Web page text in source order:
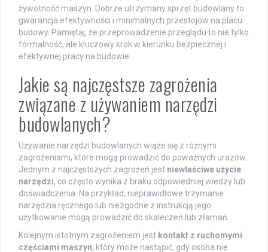
żywotność maszyn. Dobrze utrzymany sprzęt budowlany to
gwarancja efektywności i minimalnych przestojów na placu
budowy. Pamiętaj, że przeprowadzenie przeglądu to nie tylko
formalność, ale kluczowy krok w kierunku bezpiecznej i
efektywnej pracy na budowie.
Jakie są najczęstsze zagrożenia
związane z używaniem narzędzi
budowlanych?
Używanie narzędzi budowlanych wiąże się z różnymi
zagrożeniami, które mogą prowadzić do poważnych urazów.
Jednym z najczęstszych zagrożeń jest niewłaściwe użycie
narzędzi, co często wynika z braku odpowiedniej wiedzy lub
doświadczenia. Na przykład, nieprawidłowe trzymanie
narzędzia ręcznego lub niezgodne z instrukcją jego
użytkowanie mogą prowadzić do skaleczeń lub złamań.
Kolejnym istotnym zagrożeniem jest kontakt z ruchomymi
częściami maszyn, który może nastąpić, gdy osoba nie